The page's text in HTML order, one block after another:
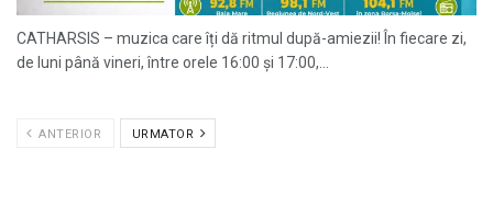
CATHARSIS – muzica care îți dă ritmul după-amiezii! În fiecare zi,
de luni până vineri, între orele 16:00 și 17:00,...
ANTERIOR URMATOR